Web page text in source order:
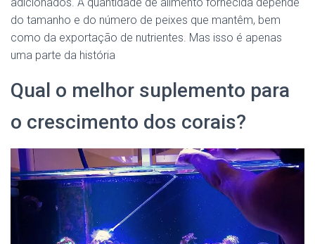
do tamanho e do número de peixes que mantêm, bem
como da exportação de nutrientes. Mas isso é apenas
uma parte da história
Qual o melhor suplemento para
o crescimento dos corais?